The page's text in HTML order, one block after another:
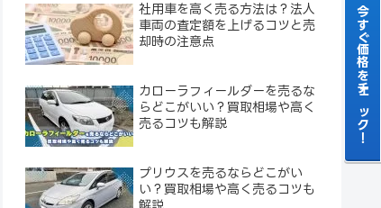
社用車を高く売る方法は？法人
車両の査定額を上げるコツと売
却時の注意点
カローラフィールダーを売るな
らどこがいい？買取相場や高く
売るコツも解説
プリウスを売るならどこがい
い？買取相場や高く売るコツも
解説
今すぐ価格をチェック！